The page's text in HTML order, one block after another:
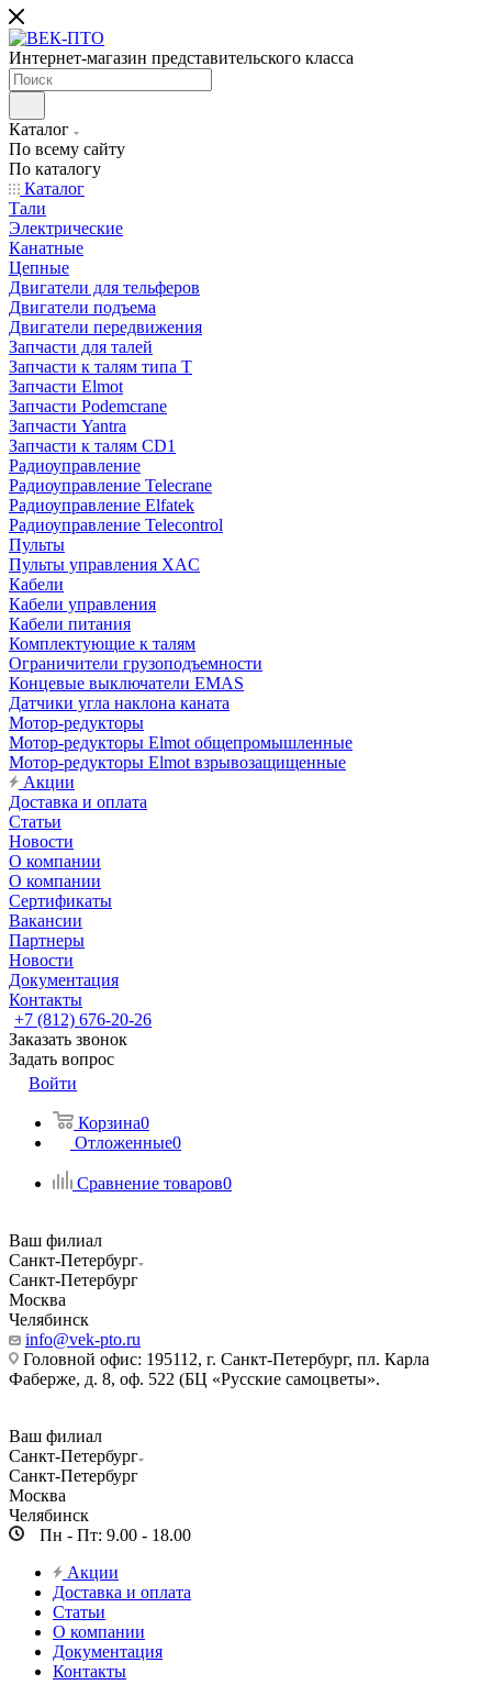
Интернет-магазин представительского класса
Каталог
По всему сайту
По каталогу
Каталог
Тали
Электрические
Канатные
Цепные
Двигатели для тельферов
Двигатели подъема
Двигатели передвижения
Запчасти для талей
Запчасти к талям типа Т
Запчасти Elmot
Запчасти Podemcrane
Запчасти Yantra
Запчасти к талям CD1
Радиоуправление
Радиоуправление Telecrane
Радиоуправление Elfatek
Радиоуправление Telecontrol
Пульты
Пульты управления XAC
Кабели
Кабели управления
Кабели питания
Комплектующие к талям
Ограничители грузоподъемности
Концевые выключатели EMAS
Датчики угла наклона каната
Мотор-редукторы
Мотор-редукторы Elmot общепромышленные
Мотор-редукторы Elmot взрывозащищенные
Акции
Доставка и оплата
Статьи
Новости
О компании
О компании
Сертификаты
Вакансии
Партнеры
Новости
Документация
Контакты
+7 (812) 676-20-26
Заказать звонок
Задать вопрос
Войти
Корзина0
Отложенные0
Сравнение товаров0
Ваш филиал
Санкт-Петербург
Санкт-Петербург
Москва
Челябинск
info@vek-pto.ru
Головной офис: 195112, г. Санкт-Петербург, пл. Карла
Фаберже, д. 8, оф. 522 (БЦ «Русские самоцветы».
Ваш филиал
Санкт-Петербург
Санкт-Петербург
Москва
Челябинск
Пн - Пт: 9.00 - 18.00
Акции
Доставка и оплата
Статьи
О компании
Документация
Контакты